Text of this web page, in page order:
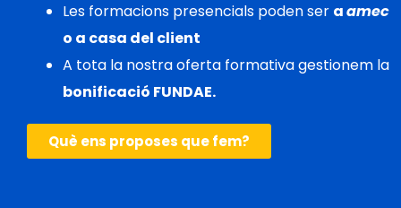
Les formacions presencials poden ser aamec
o a casa del client
A tota la nostra oferta formativa gestionem la
bonificació FUNDAE.
Què ens proposes que fem?